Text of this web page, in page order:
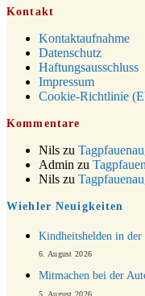
Gemeindehaus
24.12.
24.12.
24.12.
31.12.
Gottesdienst zu
Kontakt
Kontaktaufnahme
Datenschutz
Haftungsausschluss
Impressum
Cookie-Richtlinie
Kommentare
Nils zu
Admin zu
Nils zu
Wiehler Neuigkeiten
Kindheitshelden in der
6. August 2026
Mitmachen bei der
5. August 2026